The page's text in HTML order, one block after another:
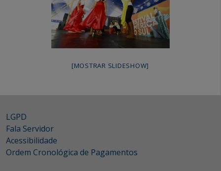
[MOSTRAR SLIDESHOW]
LGPD
Fala Servidor
Acessibilidade
Ordem Cronológica de Pagamentos